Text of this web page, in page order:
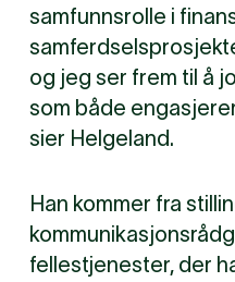
samfunnsrolle i
og jeg ser frem til å
som både
sier Helgeland.
Han kommer fra
fellestjenester, der